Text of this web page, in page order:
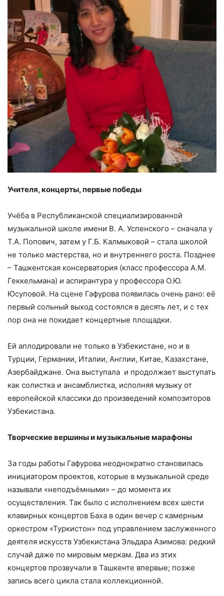
Учителя, концерты, первые победы
Учёба в Республиканской специализированной
музыкальной школе имени В. А. Успенского – сначала у
Т.А. Попович, затем у Г.Б. Калмыковой – стала школой
не только мастерства, но и внутреннего роста. Позднее
– Ташкентская консерватория (класс профессора А.М.
Геккельмана) и аспирантура у профессора О.Ю.
Юсуповой. На сцене Гафурова появилась очень рано: её
первый сольный выход состоялся в десять лет, и с тех
пор она не покидает концертные площадки.
Ей аплодировали не только в Узбекистане, но и в
Турции, Германии, Италии, Англии, Китае, Казахстане,
Азербайджане. Она выступала и продолжает выступать
как солистка и ансамблистка, исполняя музыку от
европейской классики до произведений композиторов
Узбекистана.
Творческие вершины и музыкальные марафоны
За годы работы Гафурова неоднократно становилась
инициатором проектов, которые в музыкальной среде
называли «неподъёмными» – до момента их
осуществления. Так было с исполнением всех шести
клавирных концертов Баха в один вечер с камерным
оркестром «Туркистон» под управлением заслуженного
деятеля искусств Узбекистана Эльдара Азимова: редкий
случай даже по мировым меркам. Два из этих
концертов прозвучали в Ташкенте впервые; позже
запись всего цикла стала коллекционной.